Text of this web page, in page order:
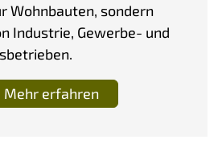
Wohnbauten, sondern
Industrie, Gewerbe- und
Mehr erfahren